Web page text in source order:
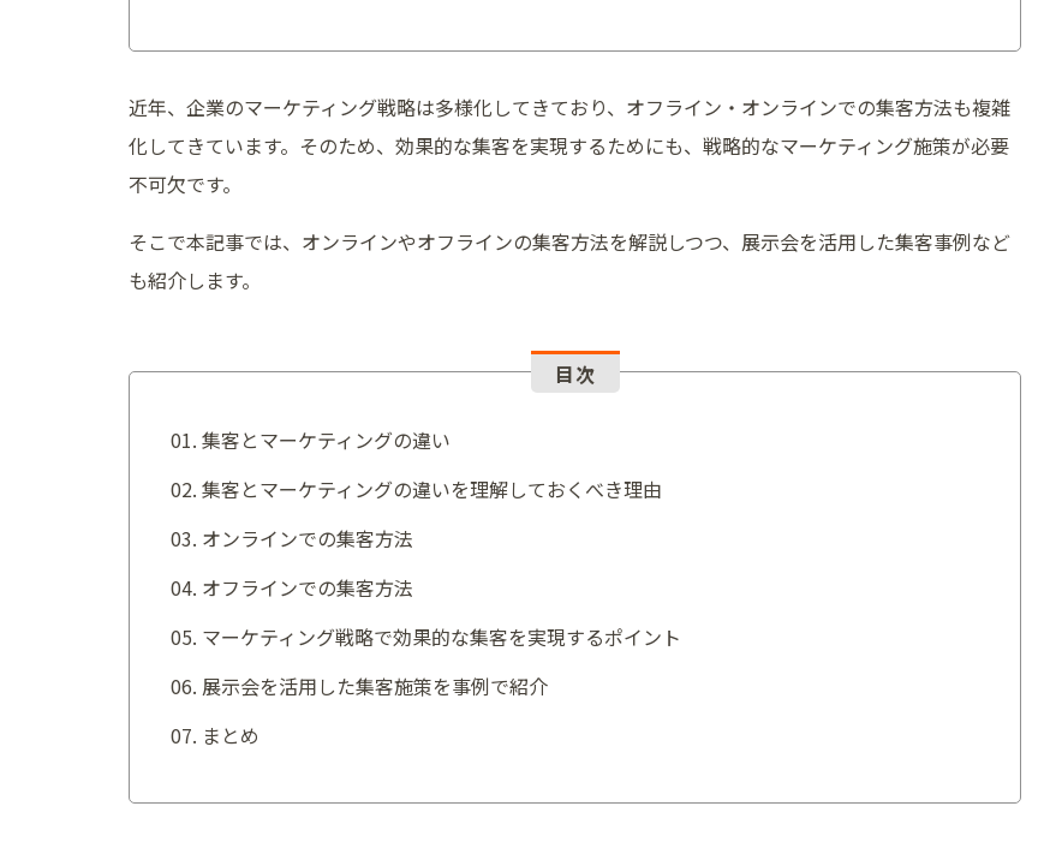
近年、企業のマーケティング戦略は多様化してきており、オフライン・オンラインでの集客方法も複雑
化してきています。そのため、効果的な集客を実現するためにも、戦略的なマーケティング施策が必要
不可欠です。
そこで本記事では、オンラインやオフラインの集客方法を解説しつつ、展示会を活用した集客事例など
も紹介します。
目次
集客とマーケティングの違い
集客とマーケティングの違いを理解しておくべき理由
オンラインでの集客方法
オフラインでの集客方法
マーケティング戦略で効果的な集客を実現するポイント
展示会を活用した集客施策を事例で紹介
まとめ